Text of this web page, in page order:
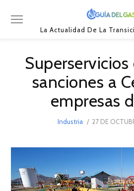
La Actualidad De La
sanciones a
empresas
Industria
POSTED
27 DE